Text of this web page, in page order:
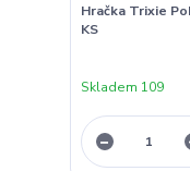
Hračka Trixie
KS
Skladem 109